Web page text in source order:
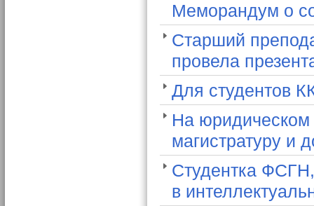
Меморандум о
Старший
провела
Для студентов
На юридическом
магистратуру и
Студентка
в